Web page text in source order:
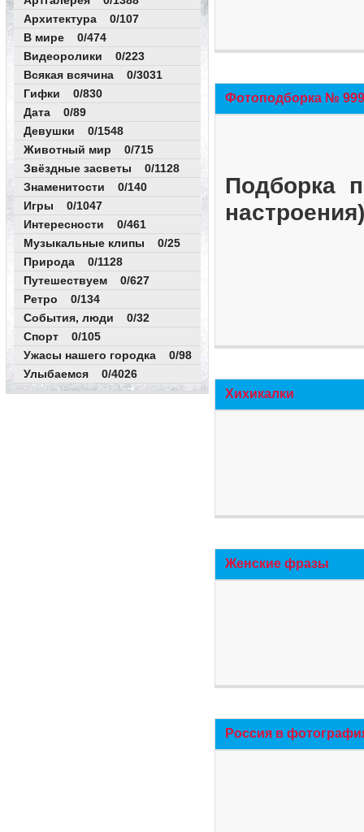
Архитектура 0/107
В мире 0/474
Видеоролики 0/223
Всякая всячина 0/3031
Гифки 0/830
Дата 0/89
Девушки 0/1548
Животный мир 0/715
Звёздные засветы 0/1128
Знаменитости 0/140
Игры 0/1047
Интересности 0/461
Музыкальные клипы 0/25
Природа 0/1128
Путешествуем 0/627
Ретро 0/134
События, люди 0/32
Спорт 0/105
Ужасы нашего городка 0/98
Улыбаемся 0/4026
Фотоподборка №
Подборка
Хихикалки
Женские фразы
Россия в